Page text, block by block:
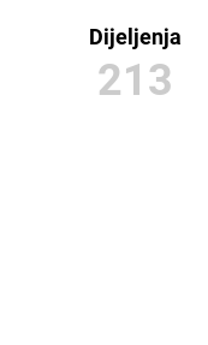
Dijeljenja
213